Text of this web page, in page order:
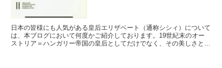
日本の皆様にも人気がある皇后エリザベート（通称シシィ）について
は、本ブログにおいて何度かご紹介しております。19世紀末のオー
ストリア＝ハンガリー帝国の皇后としてだけでなく、その美しさと魅